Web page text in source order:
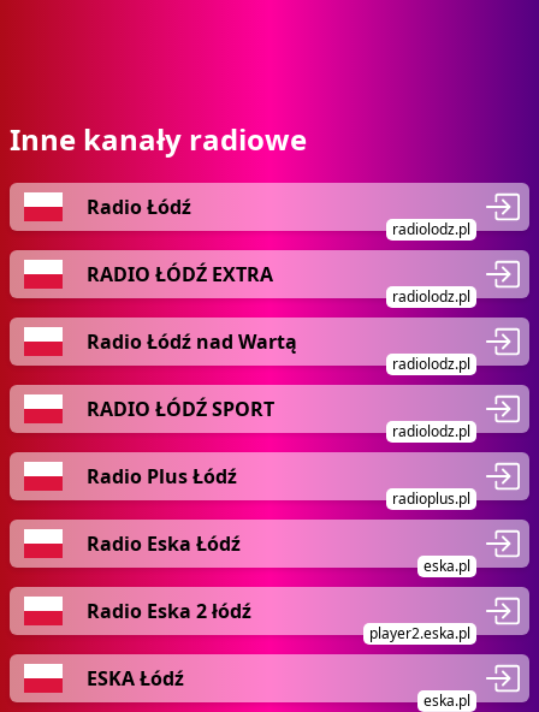
Inne kanały radiowe
Radio Łódź
radiolodz.pl
RADIO ŁÓDŹ EXTRA
radiolodz.pl
Radio Łódź nad Wartą
radiolodz.pl
RADIO ŁÓDŹ SPORT
radiolodz.pl
Radio Plus Łódź
radioplus.pl
Radio Eska Łódź
eska.pl
Radio Eska 2 łódź
player2.eska.pl
ESKA Łódź
eska.pl